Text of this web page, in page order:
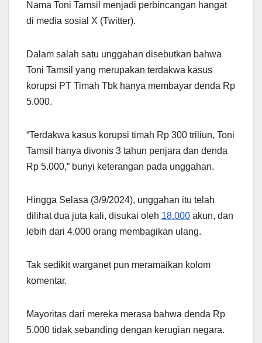
Nama Toni Tamsil menjadi perbincangan hangat
di media sosial X (Twitter).
Dalam salah satu unggahan disebutkan bahwa
Toni Tamsil yang merupakan terdakwa kasus
korupsi PT Timah Tbk hanya membayar denda Rp
5.000.
“Terdakwa kasus korupsi timah Rp 300 triliun, Toni
Tamsil hanya divonis 3 tahun penjara dan denda
Rp 5.000,” bunyi keterangan pada unggahan.
Hingga Selasa (3/9/2024), unggahan itu telah
dilihat dua juta kali, disukai oleh 18.000 akun, dan
lebih dari 4.000 orang membagikan ulang.
Tak sedikit warganet pun meramaikan kolom
komentar.
Mayoritas dari mereka merasa bahwa denda Rp
5.000 tidak sebanding dengan kerugian negara.